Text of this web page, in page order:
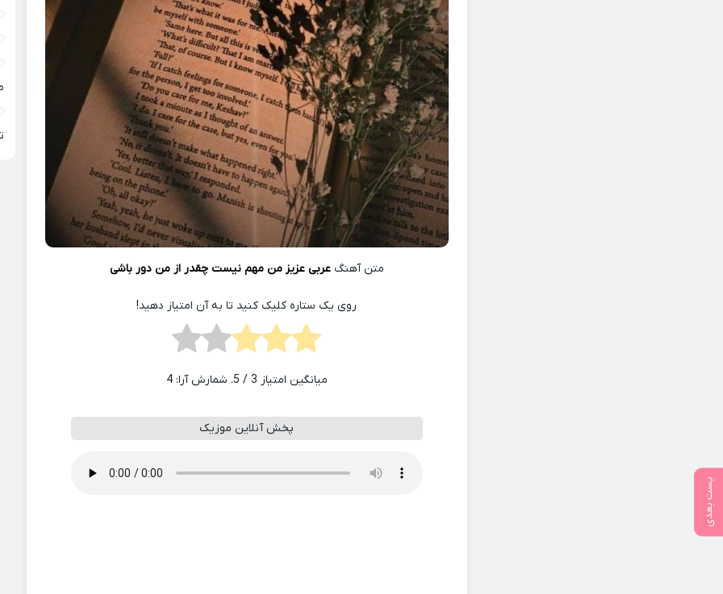
پست بعدی
متن آهنگعربی عزیز من‌ مهم نیست چقدر از من دور باشی
روی یک ستاره کلیک کنید تا به آن امتیاز دهید!
میانگین امتیاز 3 / 5. شمارش آرا: 4
پخش آنلاین موزیک